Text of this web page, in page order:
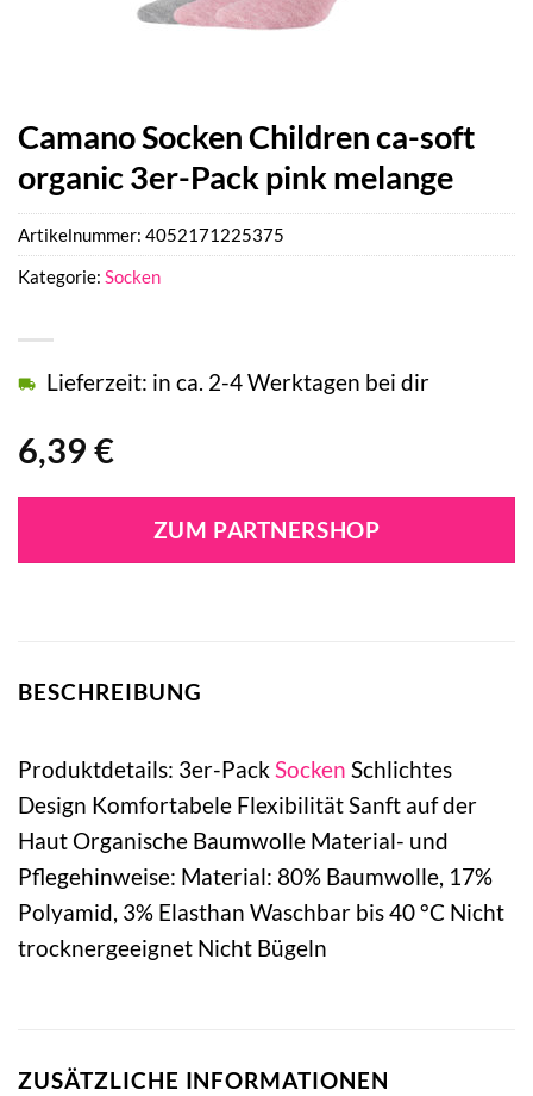
Camano Socken Children ca-soft
organic 3er-Pack pink melange
6,39 €
Lieferzeit: in ca. 2-4 Werktagen bei dir
ZUM PARTNERSHOP
Artikelnummer: 4052171225375
Kategorie: Socken
BESCHREIBUNG
Produktdetails: 3er-Pack Socken Schlichtes
Design Komfortabele Flexibilität Sanft auf der
Haut Organische Baumwolle Material- und
Pflegehinweise: Material: 80% Baumwolle, 17%
Polyamid, 3% Elasthan Waschbar bis 40 °C Nicht
trocknergeeignet Nicht Bügeln
ZUSÄTZLICHE INFORMATIONEN